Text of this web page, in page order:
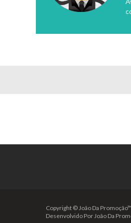
Copyright © João Da
Desenvolvido Por João Da